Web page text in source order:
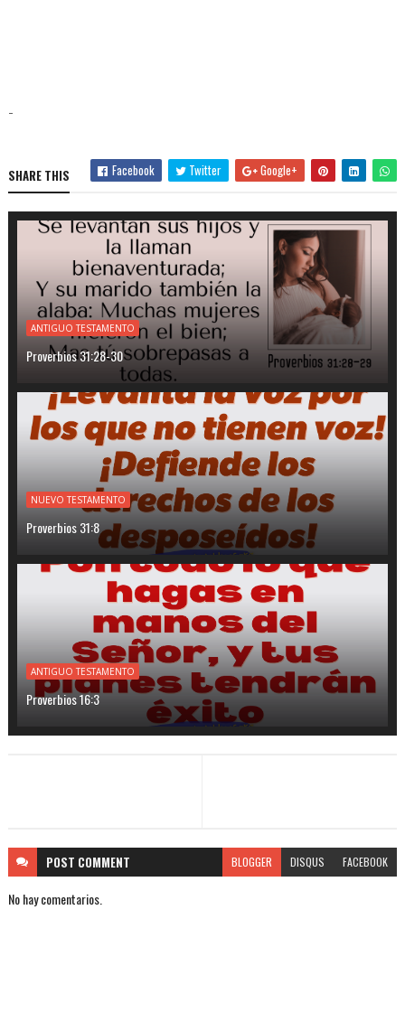
-
SHARE THIS Facebook Twitter Google+
ANTIGUO TESTAMENTO
Proverbios 31:28-30
NUEVO TESTAMENTO
Proverbios 31:8
ANTIGUO TESTAMENTO
Proverbios 16:3
POST COMMENT BLOGGER DISQUS FACEBOOK
No hay comentarios.